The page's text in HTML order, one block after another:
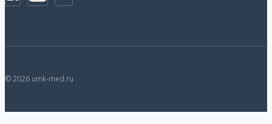
© 2026 umk-med.ru